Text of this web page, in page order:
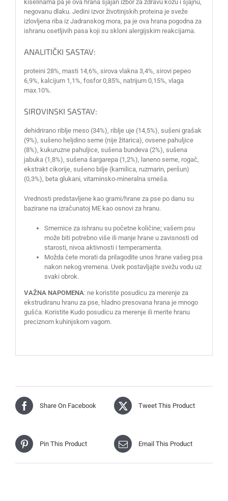
kiselinama pa je ova hrana sjajan izbor za zdravu kožu i sjajnu,
negovanu dlaku. Jedini izvor životinjskih proteina je sveže
izlovljena riba iz Jadranskog mora, pa je ova hrana pogodna za
ishranu osetljivih pasa koji su skloni alergijskim reakcijama.
ANALITIČKI SASTAV:
proteini 28%, masti 14,6%, sirova vlakna 3,4%, sirovi pepeo
6,9%, kalcijum 1,1%, fosfor 0,85%, natrijum 0,15%, vlaga
max.10%.
SIROVINSKI SASTAV:
dehidrirano riblje meso (34%), riblje uje (14,5%), sušeni grašak
(9%), sušeno heljdino seme (nije žitarica), ovsene pahuljice
(8%), kukuruzne pahuljice, sušena bundeva (2%), sušena
jabuka (1,8%), sušena šargarepa (1,2%), laneno seme, rogač,
ekstrakt cikorije, sušeno bilje (kamilica, ruzmarin, peršun)
(0,3%), beta glukani, vitaminsko-mineralna smeša.
Vrednosti predstavljene kao grami/hrane za pse po danu su
bazirane na izračunatoj ME kao osnovi za hranu.
Smernice za ishranu su početne količine; vašem psu
može biti potrebno više ili manje hrane u zavisnosti od
starosti, nivoa aktivnosti i temperamenta.
Možda ćete morati da prilagodite unos hrane vašeg psa
nakon nekog vremena. Uvek postavljajte svežu vodu uz
svaki obrok.
VAŽNA NAPOMENA: ne koristite posudicu za merenje za
ekstrudiranu hranu za pse, hladno presovana hrana je mnogo
gušća. Koristite Kudo posudicu za merenje ili merite hranu
preciznom kuhinjskom vagom.
Share On Facebook Tweet This Product
Pin This Product Email This Product